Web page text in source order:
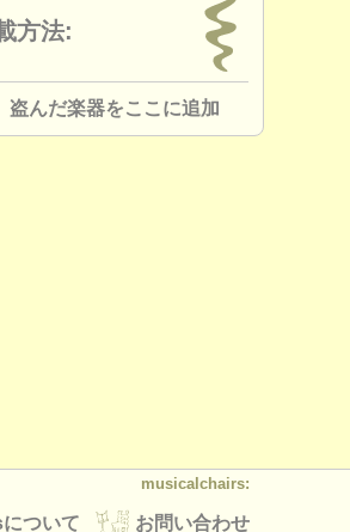
方法:
盗んだ楽器をここに追加
musicalchairs:
お問い合わせ
ついて